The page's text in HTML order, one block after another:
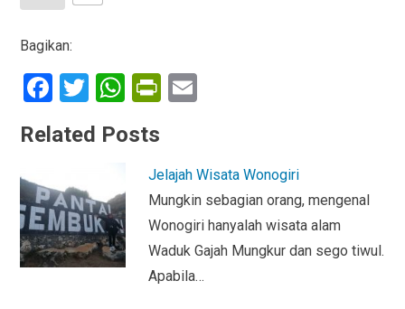
Bagikan:
F
ce
o
o
k
T
wi
tt
W
at
A
p
p
Pr
ri
e
n
dl
y
Related Posts
Jelajah Wisata Wonogiri
Mungkin sebagian orang, mengenal
Wonogiri hanyalah wisata alam
Waduk Gajah Mungkur dan sego tiwul.
Apabila…